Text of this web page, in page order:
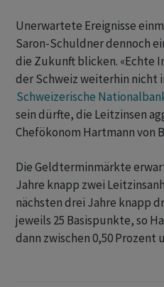
Unerwartete Ereignisse
Saron-Schuldner dennoch
die Zukunft blicken. «Echte
der Schweiz weiterhin nicht
Schweizerische
sein dürfte, die Leitzinsen
Chefökonom Hartmann von
Die Geldterminmärkte
Jahre knapp zwei
nächsten drei Jahre knapp
jeweils 25 Basispunkte, so
dann zwischen 0,50 Prozent